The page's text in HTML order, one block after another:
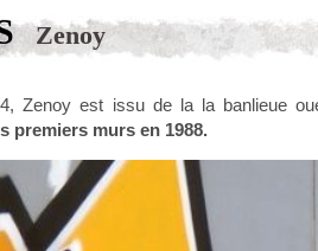
Zenoy
Zenoy est issu de la la banlieue
premiers murs en 1988.